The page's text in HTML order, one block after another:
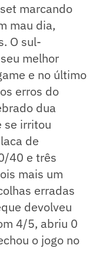
marcando
mau dia,
O sul-
melhor
e no último
erros do
dua
se irritou
de
40 e três
mais um
erradas
devolveu
4/5, abriu 0
o jogo no